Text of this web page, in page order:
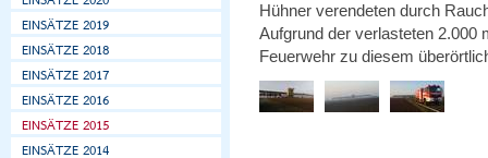
Hühner verendeten durch
Aufgrund der verlasteten 2.000
Feuerwehr zu diesem